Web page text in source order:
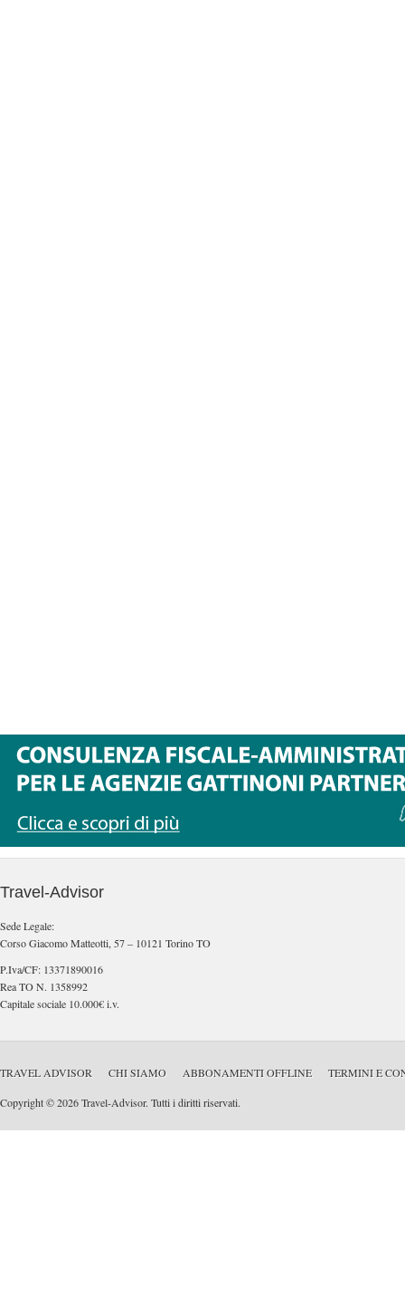
Travel-Advisor
Sede Legale:
Corso Giacomo Matteotti, 57 – 10121 Torino TO
P.Iva/CF: 13371890016
Rea TO N. 1358992
Capitale sociale 10.000€ i.v.
TRAVEL ADVISOR CHI SIAMO ABBONAMENTI OFFLINE TERMINI E
Copyright © 2026 Travel-Advisor. Tutti i diritti riservati.